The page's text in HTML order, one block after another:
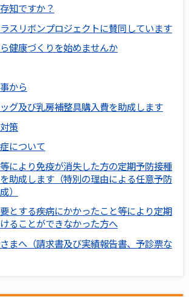
知ですか？
スリボンプロジェクトに賛同しています
健康づくりを始めませんか
から
グ及び乳房補整具購入費を助成します
策
について
により免疫が消失した方の定期予防接種
助成します（特別の理由による任意予防
）
とする疾病にかかったこと等により定期
ることができなかった方へ
まへ（請求書及び実績報告書、予診票な